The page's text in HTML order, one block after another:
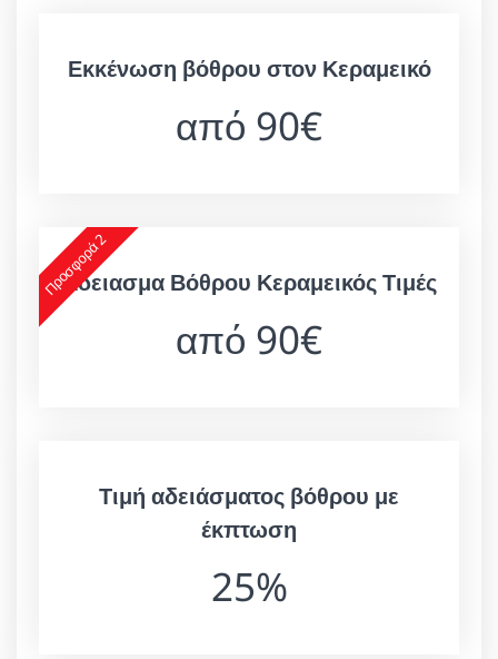
Εκκένωση βόθρου στον Κεραμεικό
από 90€
Προσφορά 2
Άδειασμα Βόθρου Κεραμεικός Τιμές
από 90€
Τιμή αδειάσματος βόθρου με
έκπτωση
25%